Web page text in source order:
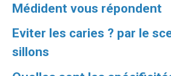
Médident vous répondent
Eviter les caries ? par le
sillons